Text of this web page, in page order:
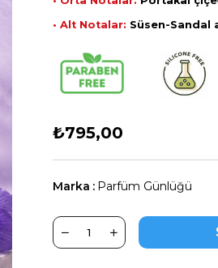
• Alt Notalar: Süsen-Sandal
₺795,00
Marka : Parfüm Günlüğü